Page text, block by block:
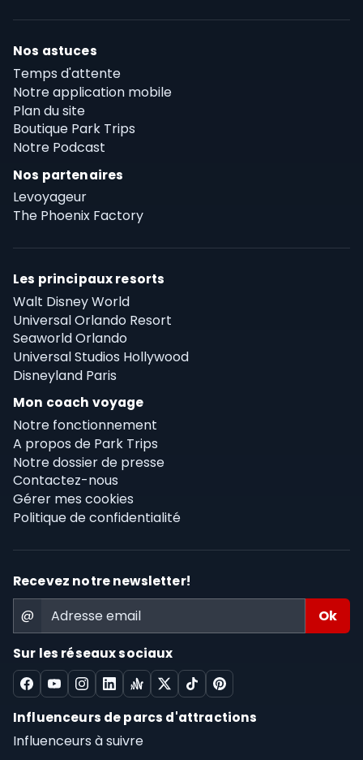
Nos astuces
Temps d'attente
Notre application mobile
Plan du site
Boutique Park Trips
Notre Podcast
Nos partenaires
Levoyageur
The Phoenix Factory
Les principaux resorts
Walt Disney World
Universal Orlando Resort
Seaworld Orlando
Universal Studios Hollywood
Disneyland Paris
Mon coach voyage
Notre fonctionnement
A propos de Park Trips
Notre dossier de presse
Contactez-nous
Gérer mes cookies
Politique de confidentialité
Recevez notre newsletter!
@
Sur les réseaux sociaux
Influenceurs de parcs d'attractions
Influenceurs à suivre